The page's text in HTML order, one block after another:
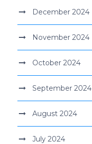
December 2024
November 2024
October 2024
September 2024
August 2024
July 2024